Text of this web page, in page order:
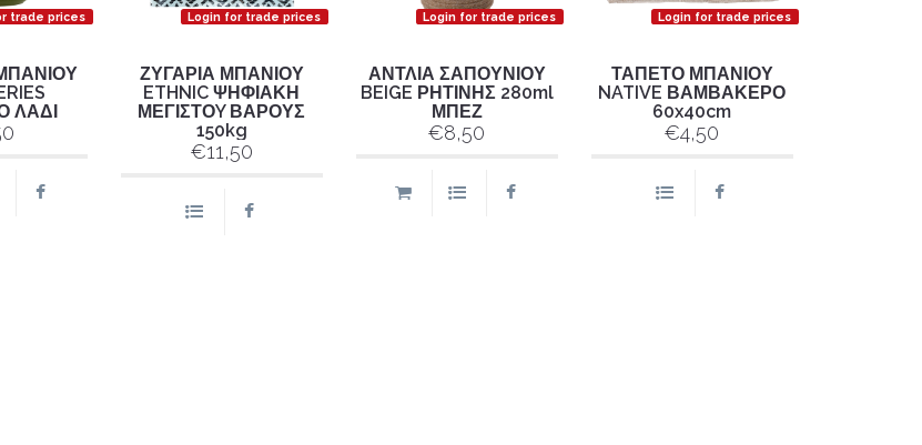
trade prices
ΛΑΔΙ
Login for trade prices
ΖΥΓΑΡΙΑ ΜΠΑΝΙΟΥ
ETHNIC ΨΗΦΙΑΚΗ
ΜΕΓΙΣΤΟY ΒΑΡΟΥΣ
150kg
€11,50
Login for trade prices
ΑΝΤΛΙΑ ΣΑΠΟΥΝΙΟΥ
BEIGE ΡΗΤΙΝΗΣ 280ml
ΜΠΕΖ
€8,50
Login for trade prices
ΤΑΠΕΤΟ ΜΠΑΝΙΟΥ
NATIVE ΒΑΜΒΑΚΕΡΟ
60x40cm
€4,50